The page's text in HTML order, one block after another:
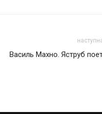
Василь Махно. Яструб